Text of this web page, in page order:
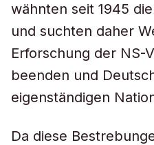
wähnten seit 1945
und suchten daher
Erforschung der NS-
beenden und
eigenständigen
Da diese